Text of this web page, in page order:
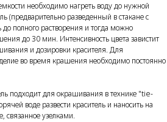
необходимо нагреть воду до нужной
(предварительно разведенный в стакане с
полного растворения и тогда можно
до 30 мин. Интенсивность цвета завистит
и дозировки красителя. Для
во время крашения необходимо постоянно
подходит для окрашивания в технике "tie-
воде развести краситель и наносить на
связанное узелками.